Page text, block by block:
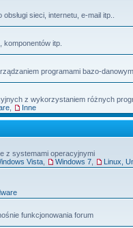
sieci, internetu, e-mail itp..
komponentów itp.
programami bazo-
z wykorzystaniem różnych
Inne
z systemami operacyjnymi
Vista Windows 7 Linux,
funkcjonowania forum